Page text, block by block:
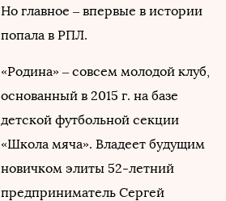
Но главное – впервые в истории
попала в РПЛ.
«Родина» – совсем молодой клуб,
основанный в 2015 г. на базе
детской футбольной секции
«Школа мяча». Владеет будущим
новичком элиты 52-летний
предприниматель Сергей